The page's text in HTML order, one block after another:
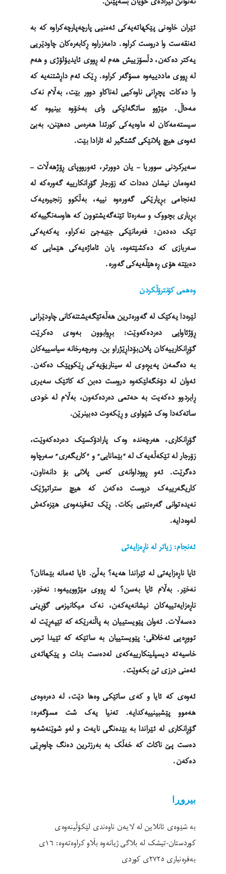
ئێران خاوەنی پێکهاتەیەکی ئەمنیی پارچەپارچەکراوە کە بە
ئەنقەست وا دروست کراوە. دامەزراوە ڕکابەرەکان چاودێریی
یەکتر دەکەن، دڵسۆزییش هەم لە ڕووی ئایدیۆلۆژی و هەم
لە ڕووی ماددییەوە مسۆگەر کراوە. ڕێک ئەم داڕشتنەیە کە
وا دەکات پچڕانی ناوەکیی لەناکاو دوور بێت، بەڵام نەک
مەحاڵ. مێژوو ساتگەلێکی وای بەخۆوە بینیوە کە
سیستەمەکان لە ماوەیەکی کورتدا هەرەس دەهێنن، بەبێ
ئەوەی هیچ پلانێکی گشتگیر لە ئارادا بێت.
سەیرکردنی سووریا – یان دوورتر، ئەورووپای ڕۆژهەڵات –
ئەوەمان نیشان دەدات کە زۆرجار گۆڕانکارییە گەورەکە لە
ئەنجامی بڕیارێکی گەورەوە نییە، بەڵکوو زنجیرەیەک
بڕیاری بچووک و سەرەتا تێنەگەیشتوون کە هاوسەنگییەکە
تێک دەدەن: فەرمانێکی جێبەجێ نەکراو، یەکەیەکی
سەربازی کە دەکشێتەوە، یان ئاماژەیەکی هێمایی کە
دەبێتە هۆی ڕەهێڵەیەکی گەورە.
وەهمی کۆنترۆڵکردن
لێرەدا یەکێک لە گەورەترین هەڵەتێگەیشتنەکانی چاودێرانی
ڕۆژئاوایی دەردەکەوێت: بڕوابوون بەوەی دەکرێت
گۆڕانکارییەکان پلان‌بۆداڕێژراو بن. وەرچەرخانە سیاسییەکان
بە دەگمەن پەیڕەوی لە سیناریۆیەکی ڕێکوپێک دەکەن.
ئەوان لە دۆخگەلێکەوە دروست دەبن کە کاتێک سەیری
ڕابردوو دەکەیت بە حەتمی دەردەکەون، بەڵام لە خودی
ساتەکەدا وەک شێواوی و ڕێکەوت دەبینرێن.
گۆڕانکاری، هەرچەندە وەک پارادۆکسێک دەردەکەوێت،
زۆرجار لە تێکەڵەیەک لە “بێمانایی” و “کاریگەری” سەرچاوە
دەگرێت. ئەو ڕووداوانەی کەس پلانی بۆ دانەناون،
کاریگەرییەک دروست دەکەن کە هیچ ستراتیژێک
نەیدەتوانی گەرەنتیی بکات. ڕێک تەقینەوەی هێزەکەش
لەوەدایە.
ئەنجام: زیاتر لە ناڕەزایەتی
ئایا ناڕەزایەتی لە ئێراندا هەیە؟ بەڵێ. ئایا ئەمانە بێمانان؟
نەخێر. بەڵام ئایا بەسن؟ لە ڕووی مێژووییەوە: نەخێر.
ناڕەزایەتییەکان نیشانەیەکەن، نەک میکانیزمی گۆڕینی
دەسەڵات. ئەوان پێویستییان بە پاڵنەرێکە کە تێپەڕێت لە
تووڕەیی ئەخلاقی؛ پێویستییان بە ساتێکە کە تێیدا ترس
خاسیەتە دیسپلینکارییەکەی لەدەست بدات و پێکهاتەی
ئەمنی درزی تێ بکەوێت.
ئەوەی کە ئایا و کەی ساتێکی وەها دێت، لە دەرەوەی
هەموو پێشبینییەکدایە. تەنیا یەک شت مسۆگەرە:
گۆڕانکاری لە ئێراندا بە بێدەنگی نایەت و لەو شوێنەشەوە
دەست پێ ناکات کە خەڵک بە بەرزترین دەنگ چاوەڕێی
دەکەن.
بیروڕا
بە شێوەی ئانلاین لە لایەن ناوەندی لێکۆڵینەوەی
کوردستان-تیشک لە بلاگی ژیانەوە بڵاو کراوەتەوە: ١٦ی
بەفرەنباری ٢٧٢٥ی کوردی